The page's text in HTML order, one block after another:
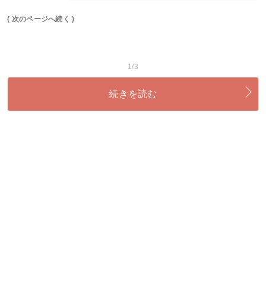
( 次のページへ続く )
1/3
続きを読む